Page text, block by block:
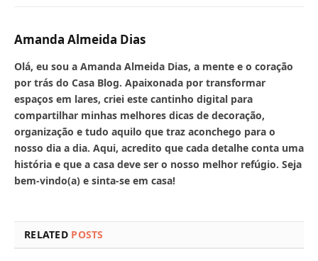
Amanda Almeida Dias
Olá, eu sou a Amanda Almeida Dias, a mente e o coração
por trás do Casa Blog. Apaixonada por transformar
espaços em lares, criei este cantinho digital para
compartilhar minhas melhores dicas de decoração,
organização e tudo aquilo que traz aconchego para o
nosso dia a dia. Aqui, acredito que cada detalhe conta uma
história e que a casa deve ser o nosso melhor refúgio. Seja
bem-vindo(a) e sinta-se em casa!
RELATED POSTS